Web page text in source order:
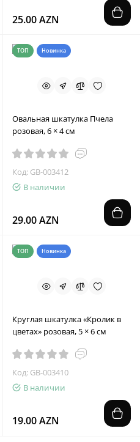
25.00 AZN
ТОП Новинка
Овальная шкатулка Пчела
розовая, 6 × 4 см
Код: GB-003412
В наличии
29.00 AZN
ТОП Новинка
Круглая шкатулка «Кролик в
цветах» розовая, 5 × 6 см
Код: GB-003410
В наличии
19.00 AZN